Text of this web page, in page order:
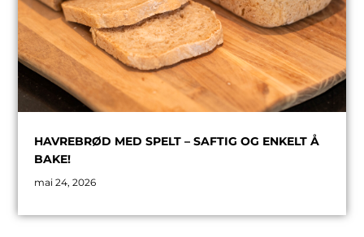
HAVREBRØD MED SPELT – SAFTIG OG ENKELT Å
BAKE!
mai 24, 2026